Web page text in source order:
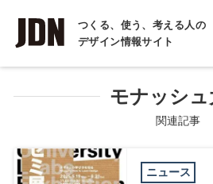
つくる、使う、考える人の
デザイン情報サイト
INTERVIEW
インタビュー
REPORT
COLUMN
コラム
モナッシュ
関連記事
ニュース